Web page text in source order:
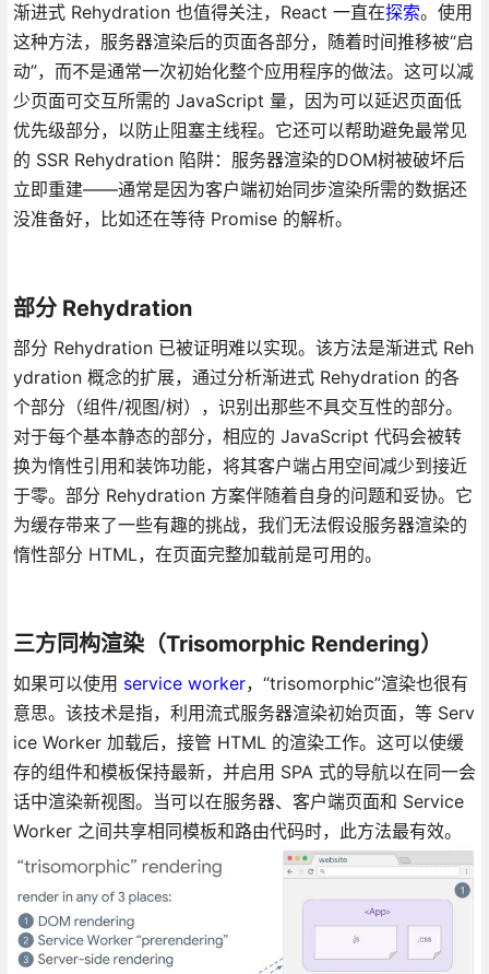
渐进式 Rehydration 也值得关注，React 一直在探索。使用
这种方法，服务器渲染后的页面各部分，随着时间推移被“启
动”，而不是通常一次初始化整个应用程序的做法。这可以减
少页面可交互所需的 JavaScript 量，因为可以延迟页面低
优先级部分，以防止阻塞主线程。它还可以帮助避免最常见
的 SSR Rehydration 陷阱：服务器渲染的DOM树被破坏后
立即重建——通常是因为客户端初始同步渲染所需的数据还
没准备好，比如还在等待 Promise 的解析。
部分 Rehydration
部分 Rehydration 已被证明难以实现。该方法是渐进式 Reh
ydration 概念的扩展，通过分析渐进式 Rehydration 的各
个部分（组件/视图/树），识别出那些不具交互性的部分。
对于每个基本静态的部分，相应的 JavaScript 代码会被转
换为惰性引用和装饰功能，将其客户端占用空间减少到接近
于零。部分 Rehydration 方案伴随着自身的问题和妥协。它
为缓存带来了一些有趣的挑战，我们无法假设服务器渲染的
惰性部分 HTML，在页面完整加载前是可用的。
三方同构渲染（Trisomorphic Rendering）
如果可以使用 service worker，“trisomorphic”渲染也很有
意思。该技术是指，利用流式服务器渲染初始页面，等 Serv
ice Worker 加载后，接管 HTML 的渲染工作。这可以使缓
存的组件和模板保持最新，并启用 SPA 式的导航以在同一会
话中渲染新视图。当可以在服务器、客户端页面和 Service
Worker 之间共享相同模板和路由代码时，此方法最有效。